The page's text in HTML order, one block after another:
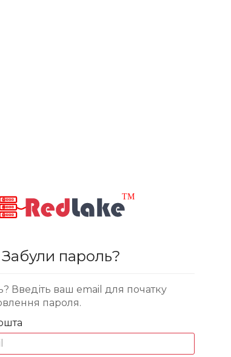
Забули пароль?
Введіть ваш email для початку
пароля.